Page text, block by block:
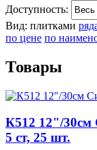
Доступность:
Вид: плитками
по цене по
Товары
К512 12"/30см
5 ст, 25 шт.